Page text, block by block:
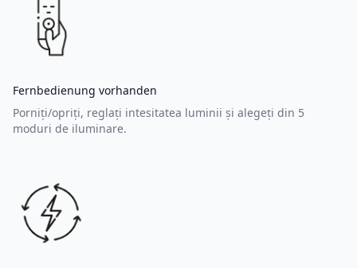
Fernbedienung vorhanden
Porniți/opriți, reglați intesitatea luminii și alegeți din 5
moduri de iluminare.